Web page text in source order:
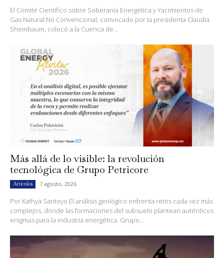
El Comité Científico sobre Soberanía Energética y Yacimientos de
Gas Natural No Convencional, convocado por la presidenta Claudia
Sheinbaum, colocó a la Cuenca de...
Más allá de lo visible: la revolución
tecnológica de Grupo Petricore
Artículos 7 agosto, 2026
Por Kathya Santoyo El análisis geológico enfrenta retos cada vez más
complejos, donde las formaciones del subsuelo plantean auténticos
enigmas para la industria energética. Grupo...